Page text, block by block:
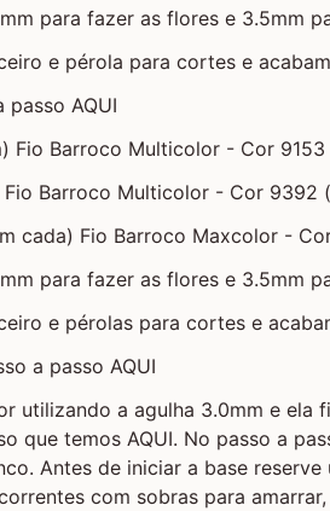
para fazer as flores e 3.5mm
e pérola para cortes e
passo AQUI
Fio Barroco Multicolor - Cor
Fio Barroco Multicolor - Cor 9392
cada) Fio Barroco Maxcolor -
para fazer as flores e 3.5mm
e pérolas para cortes e
a passo AQUI
utilizando a agulha 3.0mm e ela
que temos AQUI. No passo a
Antes de iniciar a base
com sobras para